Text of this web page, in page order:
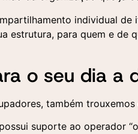
individual
estrutura, para quem e de
o seu dia a
também trouxemos
suporte ao operador